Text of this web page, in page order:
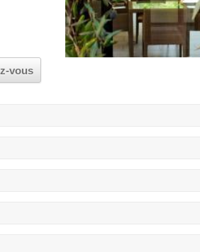
vous